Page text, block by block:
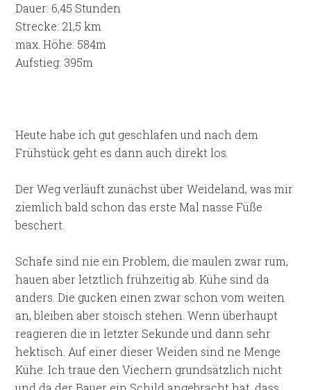
Dauer: 6,45 Stunden
Strecke: 21,5 km
max. Höhe: 584m
Aufstieg: 395m
Heute habe ich gut geschlafen und nach dem
Frühstück geht es dann auch direkt los.
Der Weg verläuft zunächst über Weideland, was mir
ziemlich bald schon das erste Mal nasse Füße
beschert.
Schafe sind nie ein Problem, die maulen zwar rum,
hauen aber letztlich frühzeitig ab. Kühe sind da
anders. Die gucken einen zwar schon vom weiten
an, bleiben aber stoisch stehen. Wenn überhaupt
reagieren die in letzter Sekunde und dann sehr
hektisch. Auf einer dieser Weiden sind ne Menge
Kühe. Ich traue den Viechern grundsätzlich nicht